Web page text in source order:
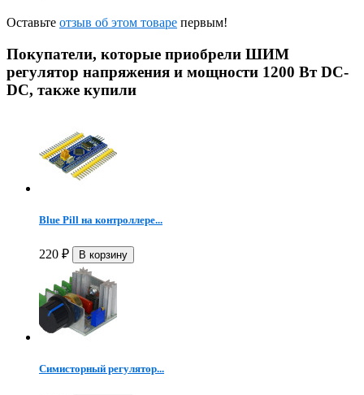
Оставьте отзыв об этом товаре первым!
Покупатели, которые приобрели ШИМ
регулятор напряжения и мощности 1200 Вт DC-
DC, также купили
Blue Pill на контроллере...
220 ₽
Симисторный регулятор...